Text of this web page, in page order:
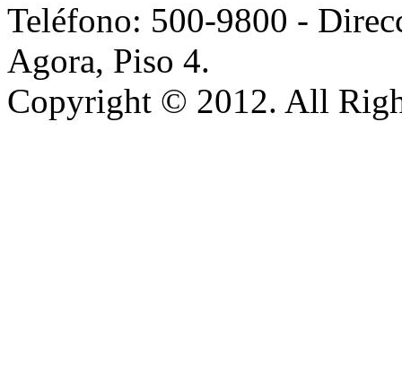
Teléfono: 500-9800 -
Agora, Piso 4.
Copyright © 2012. All